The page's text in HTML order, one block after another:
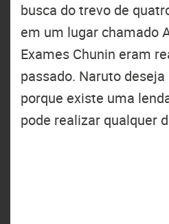
busca do trevo de
em um lugar chamado
Exames Chunin eram
passado. Naruto
porque existe uma
pode realizar qualquer